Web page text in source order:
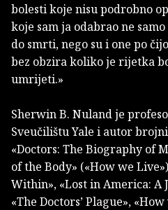
bolesti koje nisu podrobno
koje sam ja odabrao ne
do smrti, nego su i one po
bez obzira koliko je rijetka
umrijeti.»
Sherwin B. Nuland je
Sveučilištu Yale i autor
«Doctors: The Biography of
of the Body» («How we
Within», «Lost in America: A
«The Doctors’ Plague»,